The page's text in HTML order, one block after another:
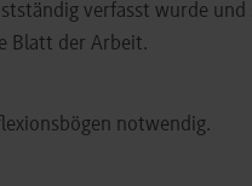
verfasst wurde
Blatt der Arbeit.
notwendig.